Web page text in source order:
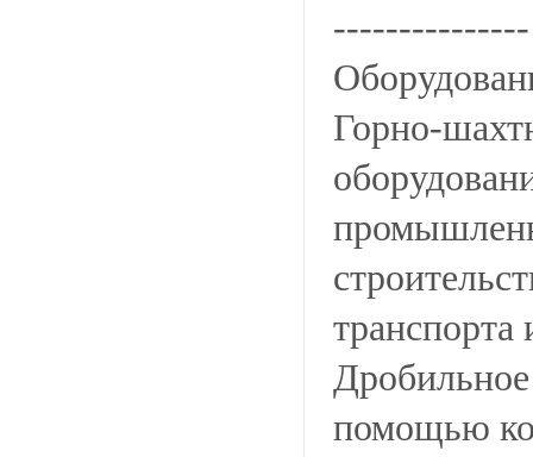
---------------
Горно-
транспорта
Дробильное
помощью